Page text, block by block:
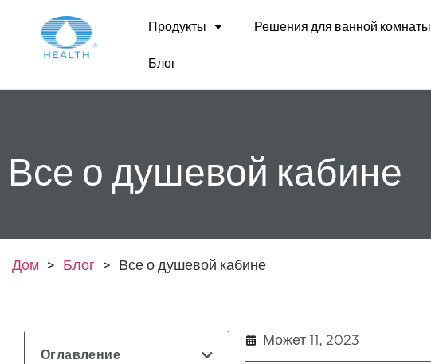
Продукты Решения для ванной комнаты
Блог
Все о душевой кабине
Дом > Блог > Все о душевой кабине
Оглавление
Может 11, 2023